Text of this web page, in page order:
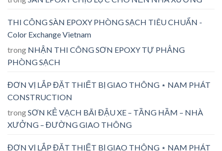
THI CÔNG SÀN EPOXY PHÒNG SẠCH TIÊU CHUẨN -
Color Exchange Vietnam
trong NHẬN THI CÔNG SƠN EPOXY TỰ PHẲNG
PHÒNG SẠCH
ĐƠN VỊ LẮP ĐẶT THIẾT BỊ GIAO THÔNG ⋆ NAM PHÁT
CONSTRUCTION
trongSƠN KẺ VẠCH BÃI ĐẬU XE – TẦNG HẦM – NHÀ
XƯỞNG – ĐƯỜNG GIAO THÔNG
ĐƠN VỊ LẮP ĐẶT THIẾT BỊ GIAO THÔNG ⋆ NAM PHÁT